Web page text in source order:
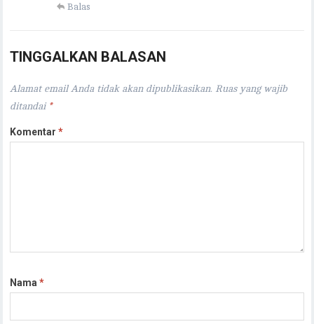
Balas
TINGGALKAN BALASAN
Alamat email Anda tidak akan dipublikasikan. Ruas yang wajib
ditandai *
Komentar*
Nama*